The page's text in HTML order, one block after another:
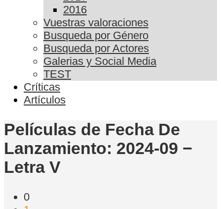
2016
Vuestras valoraciones
Busqueda por Género
Busqueda por Actores
Galerias y Social Media
TEST
Críticas
Artículos
Películas de Fecha De
Lanzamiento: 2024-09 −
Letra V
0